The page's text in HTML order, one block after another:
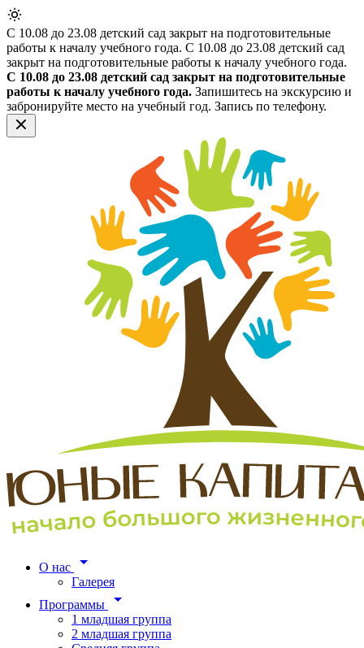
С 10.08 до 23.08 детский сад закрыт на подготовительные
работы к началу учебного года. С 10.08 до 23.08 детский сад
закрыт на подготовительные работы к началу учебного года.
С 10.08 до 23.08 детский сад закрыт на подготовительные
работы к началу учебного года. Запишитесь на экскурсию и
забронируйте место на учебный год. Запись по телефону.
О нас
Галерея
Программы
1 младшая группа
2 младшая группа